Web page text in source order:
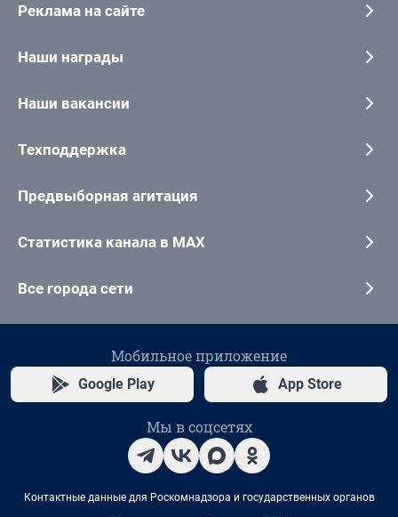
Реклама на сайте
Наши награды
Наши вакансии
Техподдержка
Предвыборная агитация
Статистика канала в MAX
Все города сети
Мобильное приложение
Google Play App Store
Мы в соцсетях
Контактные данные для Роскомнадзора и государственных органов